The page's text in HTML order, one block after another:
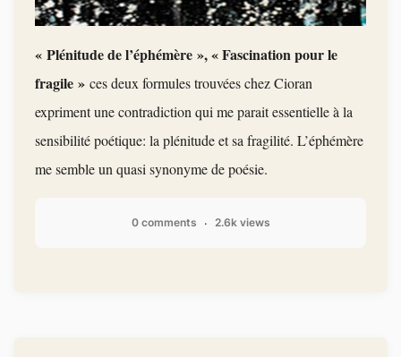
« Plénitude de l’éphémère », « Fascination pour le
fragile » ces deux formules trouvées chez Cioran
expriment une contradiction qui me parait essentielle à la
sensibilité poétique: la plénitude et sa fragilité. L’éphémère
me semble un quasi synonyme de poésie.
0 comments 2.6k views